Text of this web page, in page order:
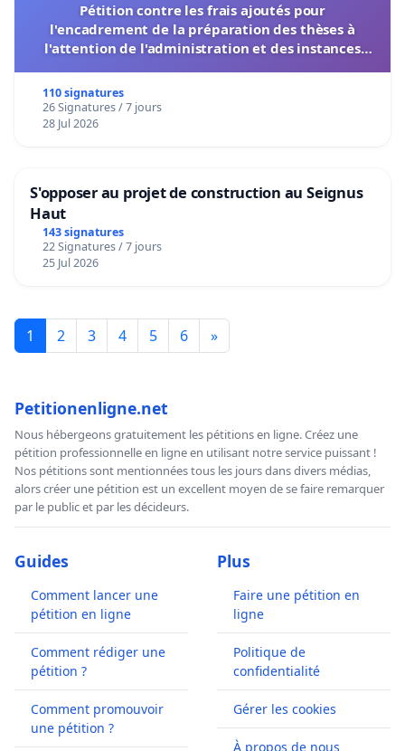
Pétition contre les frais ajoutés pour
l'encadrement de la préparation des thèses à
l'attention de l'administration et des instances
110 signatures
26 Signatures / 7 jours
28 Jul 2026
S'opposer au projet de construction au Seignus
Haut
143 signatures
22 Signatures / 7 jours
25 Jul 2026
1 2 3 4 5 6 »
Petitionenligne.net
Nous hébergeons gratuitement les pétitions en ligne. Créez une
pétition professionnelle en ligne en utilisant notre service puissant !
Nos pétitions sont mentionnées tous les jours dans divers médias,
alors créer une pétition est un excellent moyen de se faire remarquer
par le public et par les décideurs.
Guides
Comment lancer une
pétition en ligne
Comment rédiger une
pétition ?
Comment promouvoir
une pétition ?
Plus
Faire une pétition en
ligne
Politique de
confidentialité
Gérer les cookies
À propos de nous